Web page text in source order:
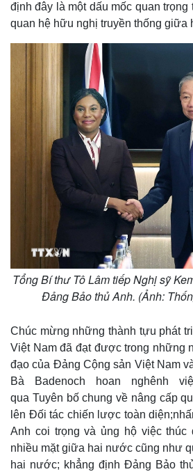
định đây là một dấu mốc quan
quan hệ hữu nghị truyền thống giữa
Tổng Bí thư Tô Lâm tiếp Nghị sỹ
Đảng Bảo thủ Anh. (Ảnh:
Chúc mừng những thành tựu phát
Việt Nam đã đạt được trong những
đạo của Đảng Cộng sản Việt Nam
Bà Badenoch hoan nghênh
qua Tuyên bố chung về nâng cấp
lên Đối tác chiến lược toàn
Anh coi trọng và ủng hộ việc thúc
nhiều mặt giữa hai nước cũng như
hai nước; khẳng định Đảng Bảo